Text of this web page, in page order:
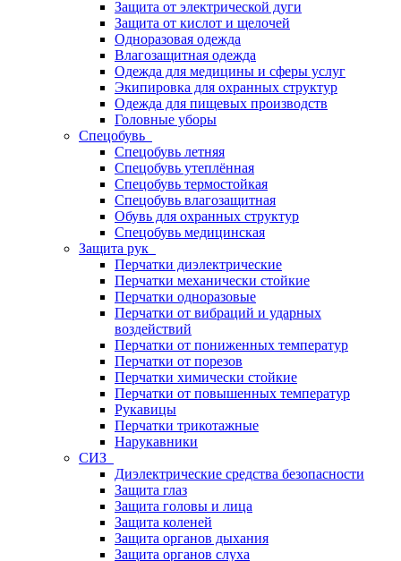
Защита от электрической дуги
Защита от кислот и щелочей
Одноразовая одежда
Влагозащитная одежда
Одежда для медицины и сферы услуг
Экипировка для охранных структур
Одежда для пищевых производств
Головные уборы
Спецобувь
Спецобувь летняя
Спецобувь утеплённая
Спецобувь термостойкая
Спецобувь влагозащитная
Обувь для охранных структур
Спецобувь медицинская
Защита рук
Перчатки диэлектрические
Перчатки механически стойкие
Перчатки одноразовые
Перчатки от вибраций и ударных
воздействий
Перчатки от пониженных температур
Перчатки от порезов
Перчатки химически стойкие
Перчатки от повышенных температур
Рукавицы
Перчатки трикотажные
Нарукавники
СИЗ
Диэлектрические средства безопасности
Защита глаз
Защита головы и лица
Защита коленей
Защита органов дыхания
Защита органов слуха